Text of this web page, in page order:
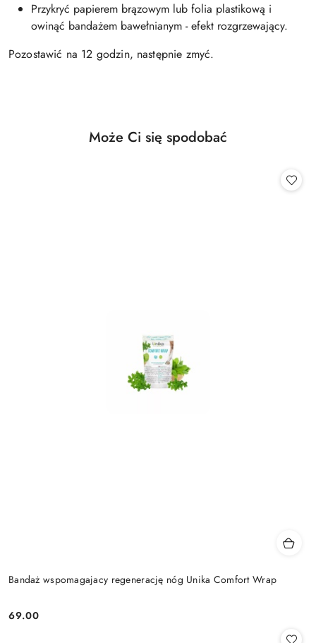
Przykryć papierem brązowym lub folia plastikową i
owinąć bandażem bawełnianym - efekt rozgrzewający.
Pozostawić na 12 godzin, następnie zmyć.
Pomiń karuzelę produktów
Produkty
Może Ci się spodobać
Bandaż wspomagajacy regenerację nóg Unika Comfort Wrap
Cena:
69.00